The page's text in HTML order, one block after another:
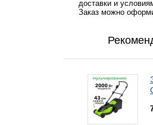
доставки и
Заказ можно